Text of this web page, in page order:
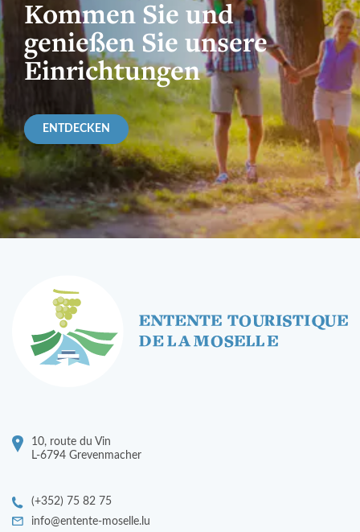
Kommen Sie und
genießen Sie unsere
Einrichtungen
ENTDECKEN
10, route du Vin
L-6794 Grevenmacher
(+352) 75 82 75
info@entente-moselle.lu